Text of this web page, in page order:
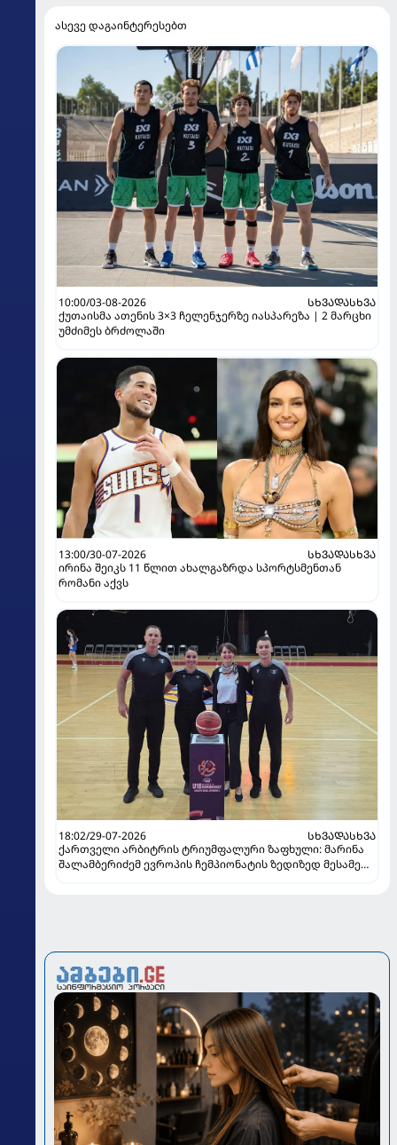
ასევე დაგაინტერესებთ
10:00/03-08-2026
ᲡᲮᲕᲐᲓᲐᲡᲮᲕᲐ
ქუთაისმა ათენის 3×3 ჩელენჯერზე იასპარეზა | 2 მარცხი
უმძიმეს ბრძოლაში
13:00/30-07-2026
ᲡᲮᲕᲐᲓᲐᲡᲮᲕᲐ
ირინა შეიკს 11 წლით ახალგაზრდა სპორტსმენთან
რომანი აქვს
18:02/29-07-2026
ᲡᲮᲕᲐᲓᲐᲡᲮᲕᲐ
ქართველი არბიტრის ტრიუმფალური ზაფხული: მარინა
შალამბერიძემ ევროპის ჩემპიონატის ზედიზედ მესამე